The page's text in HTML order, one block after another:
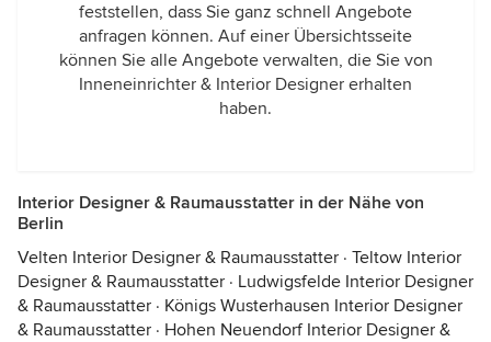
feststellen, dass Sie ganz schnell Angebote
anfragen können. Auf einer Übersichtsseite
können Sie alle Angebote verwalten, die Sie von
Inneneinrichter & Interior Designer erhalten
haben.
Interior Designer & Raumausstatter in der Nähe von
Berlin
Velten Interior Designer & Raumausstatter · Teltow Interior
Designer & Raumausstatter · Ludwigsfelde Interior Designer
& Raumausstatter · Königs Wusterhausen Interior Designer
& Raumausstatter · Hohen Neuendorf Interior Designer &